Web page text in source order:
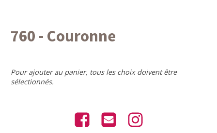
760 - Couronne
Pour ajouter au panier, tous les choix doivent être
sélectionnés.